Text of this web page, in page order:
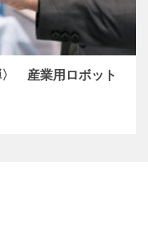
〉 産業用ロボット